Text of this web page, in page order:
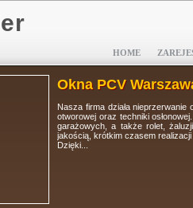
HOME
Okna PCV
Nasza firma działa
otworowej oraz techniki
garażowych, a także rolet,
jakością, krótkim czasem
Dzięki...